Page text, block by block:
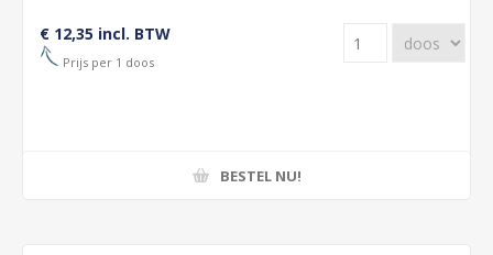
€ 12,35 incl. BTW
Prijs per 1 doos
BESTEL NU!